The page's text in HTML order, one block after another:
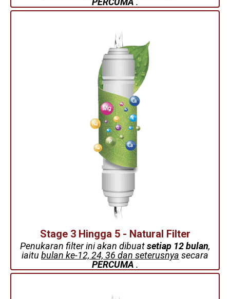
Stage 3 Hingga 5 - Natural Filter
Penukaran filter ini akan dibuatsetiap 12 bulan,
iaitu bulan ke-12, 24, 36 dan seterusnya secara
PERCUMA .